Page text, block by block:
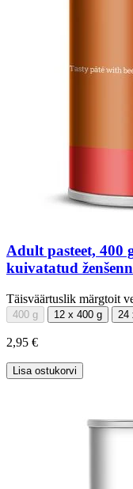
Adult pasteet, 400
kuivatatud
Täisväärtuslik märgtoit
400 g 12 x 400 g 24
2,95 €
Lisa ostukorvi